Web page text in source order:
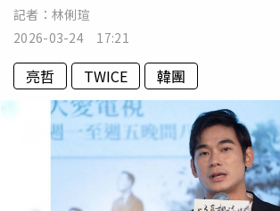
記者： 林俐瑄
2026-03-24 17:21
亮哲 TWICE 韓團